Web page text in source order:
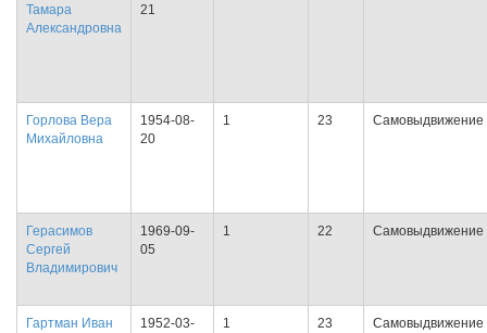
Тамара
Александровна
21
Горлова Вера
Михайловна
1954-08-
20
1 23 Самовыдвижение
Герасимов
Сергей
Владимирович
1969-09-
05
1 22 Самовыдвижение
Гартман Иван
1952-03-
1 23 Самовыдвижение